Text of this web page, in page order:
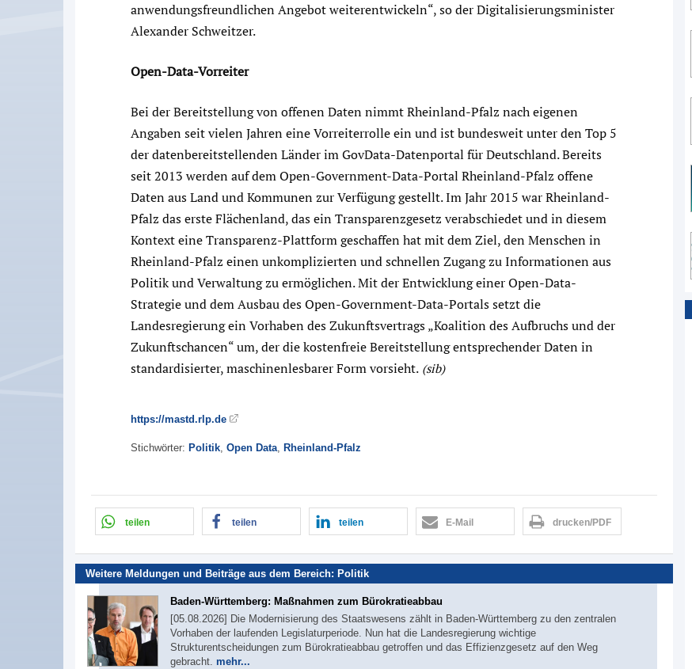
anwendungsfreundlichen Angebot weiterentwickeln“, so der Digitalisierungsminister
Alexander Schweitzer.
Open-Data-Vorreiter
Bei der Bereitstellung von offenen Daten nimmt Rheinland-Pfalz nach eigenen
Angaben seit vielen Jahren eine Vorreiterrolle ein und ist bundesweit unter den Top 5
der datenbereitstellenden Länder im GovData-Datenportal für Deutschland. Bereits
seit 2013 werden auf dem Open-Government-Data-Portal Rheinland-Pfalz offene
Daten aus Land und Kommunen zur Verfügung gestellt. Im Jahr 2015 war Rheinland-
Pfalz das erste Flächenland, das ein Transparenzgesetz verabschiedet und in diesem
Kontext eine Transparenz-Plattform geschaffen hat mit dem Ziel, den Menschen in
Rheinland-Pfalz einen unkomplizierten und schnellen Zugang zu Informationen aus
Politik und Verwaltung zu ermöglichen. Mit der Entwicklung einer Open-Data-
Strategie und dem Ausbau des Open-Government-Data-Portals setzt die
Landesregierung ein Vorhaben des Zukunftsvertrags „Koalition des Aufbruchs und der
Zukunftschancen“ um, der die kostenfreie Bereitstellung entsprechender Daten in
standardisierter, maschinenlesbarer Form vorsieht. (sib)
https://mastd.rlp.de
Stichwörter: Politik, Open Data, Rheinland-Pfalz
teilen teilen teilen E-Mail drucken/PDF
Weitere Meldungen und Beiträge aus dem Bereich: Politik
Baden-Württemberg: Maßnahmen zum Bürokratieabbau
[05.08.2026] Die Modernisierung des Staatswesens zählt in Baden-Württemberg zu den zentralen
Vorhaben der laufenden Legislaturperiode. Nun hat die Landesregierung wichtige
Strukturentscheidungen zum Bürokratieabbau getroffen und das Effizienzgesetz auf den Weg
gebracht. mehr...